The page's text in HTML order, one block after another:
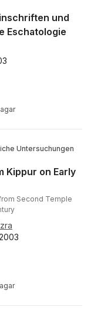
und
Eschatologie
Untersuchungen
Kippur on Early
Second Temple